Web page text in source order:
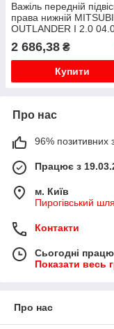
Важіль передній
права нижній
OUTLANDER I 2.0
10.06
2 686,38 ₴
Купити
Про нас
96% позитивних з
Працює з
м. Київ
Пирогівський
Контакти
Сьогодні
Показати весь
Про нас